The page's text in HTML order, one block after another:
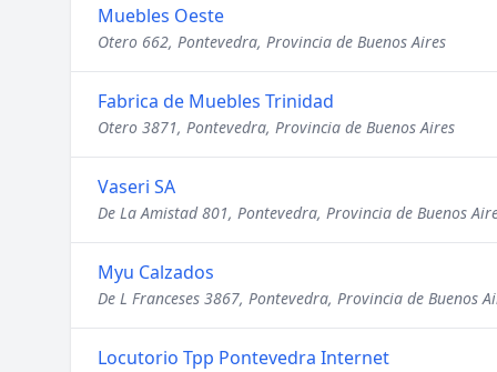
Muebles Oeste
Otero 662, Pontevedra, Provincia de Buenos Aires
Fabrica de Muebles Trinidad
Otero 3871, Pontevedra, Provincia de Buenos Aires
Vaseri SA
De La Amistad 801, Pontevedra, Provincia de Buenos
Myu Calzados
De L Franceses 3867, Pontevedra, Provincia de Buenos
Locutorio Tpp Pontevedra Internet